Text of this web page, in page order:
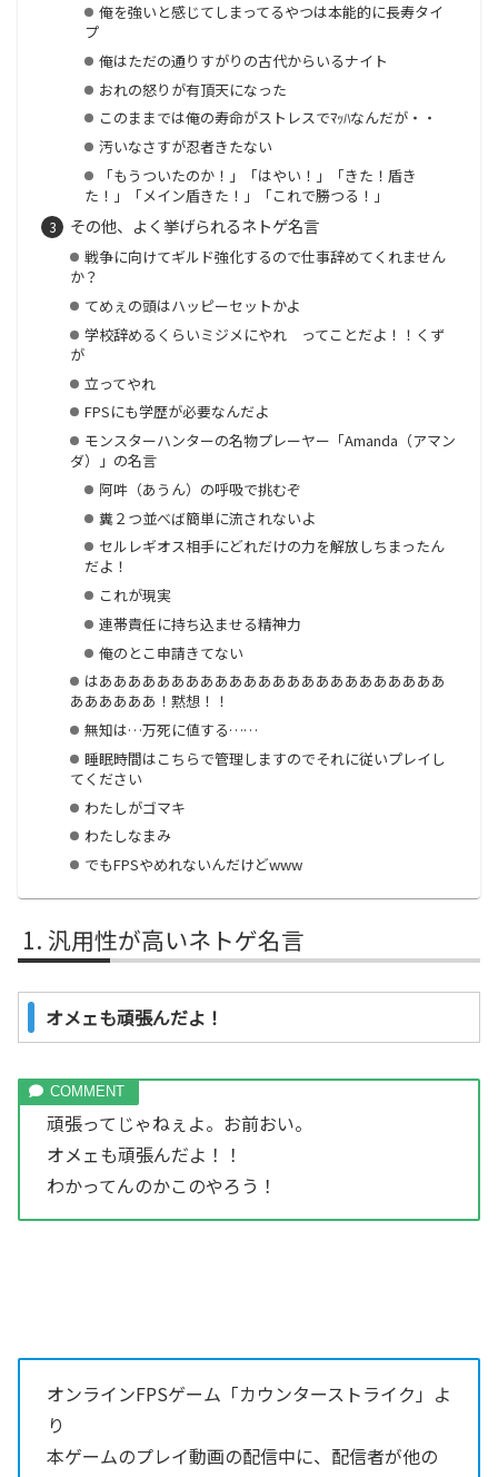
俺を強いと感じてしまってるやつは本能的に長寿タイ
プ
俺はただの通りすがりの古代からいるナイト
おれの怒りが有頂天になった
このままでは俺の寿命がストレスでﾏｯﾊなんだが・・
汚いなさすが忍者きたない
「もうついたのか！」「はやい！」「きた！盾き
た！」「メイン盾きた！」「これで勝つる！」
その他、よく挙げられるネトゲ名言
戦争に向けてギルド強化するので仕事辞めてくれません
か？
てめぇの頭はハッピーセットかよ
学校辞めるくらいミジメにやれ ってことだよ！！くず
が
立ってやれ
FPSにも学歴が必要なんだよ
モンスターハンターの名物プレーヤー「Amanda（アマン
ダ）」の名言
阿吽（あうん）の呼吸で挑むぞ
糞２つ並べば簡単に流されないよ
セルレギオス相手にどれだけの力を解放しちまったん
だよ！
これが現実
連帯責任に持ち込ませる精神力
俺のとこ申請きてない
はああああああああああああああああああああああああ
ああああああ！黙想！！
無知は…万死に値する……
睡眠時間はこちらで管理しますのでそれに従いプレイし
てください
わたしがゴマキ
わたしなまみ
でもFPSやめれないんだけどwww
汎用性が高いネトゲ名言
オメェも頑張んだよ！
頑張ってじゃねぇよ。お前おい。
オメェも頑張んだよ！！
わかってんのかこのやろう！
オンラインFPSゲーム「カウンターストライク」よ
り
本ゲームのプレイ動画の配信中に、配信者が他の